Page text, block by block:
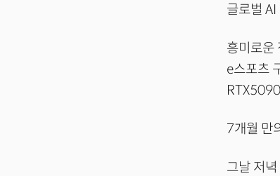
글로벌
흥미로운
e스포츠
7개월 만
그날 저